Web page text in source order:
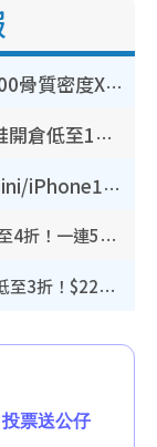
港大推賽馬會強化骨骼計劃！$100骨質密度X光檢查 完成免費運動訓練送超市禮券！附參加資格
開倉優惠 | 尖沙咀海港城名牌波鞋開倉低至1折！On鞋$899起／Joy&Peace鞋履$98起
豐澤優惠勁減低至44折！Mac mini/iPhone17Pro大減價！廚房家電$220起
開倉優惠｜尖沙咀名牌行李箱開倉低至4折！一連5日 American Tourister/ace./Hallmark $200起！
廚具開倉｜特福Tefal廚具/家電開倉低至3折！$220起買平底鍋/炒鑊/湯煲！電飯煲/吸塵機/燙斗$418起